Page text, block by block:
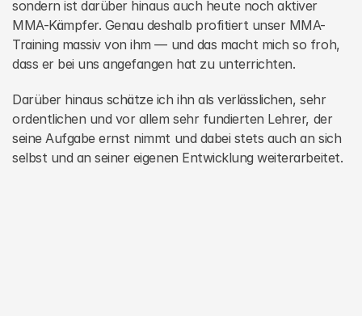
sondern ist darüber hinaus auch heute noch aktiver
MMA-Kämpfer. Genau deshalb profitiert unser MMA-
Training massiv von ihm — und das macht mich so froh,
dass er bei uns angefangen hat zu unterrichten.
Darüber hinaus schätze ich ihn als verlässlichen, sehr
ordentlichen und vor allem sehr fundierten Lehrer, der
seine Aufgabe ernst nimmt und dabei stets auch an sich
selbst und an seiner eigenen Entwicklung weiterarbeitet.